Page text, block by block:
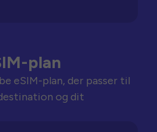
plan
eSIM-plan, der passer til
og dit